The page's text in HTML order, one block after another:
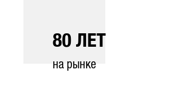
80 ЛЕТ
на рынке